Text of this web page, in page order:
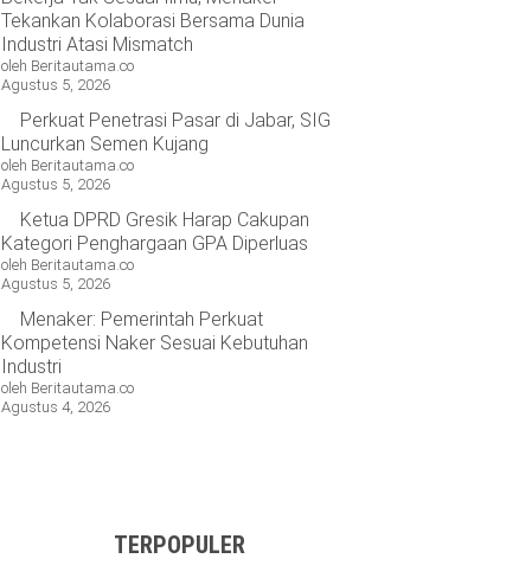
Tekankan Kolaborasi Bersama Dunia
Industri Atasi Mismatch
oleh Beritautama.co
Agustus 5, 2026
Perkuat Penetrasi Pasar di Jabar, SIG
Luncurkan Semen Kujang
oleh Beritautama.co
Agustus 5, 2026
Ketua DPRD Gresik Harap Cakupan
Kategori Penghargaan GPA Diperluas
oleh Beritautama.co
Agustus 5, 2026
Menaker: Pemerintah Perkuat
Kompetensi Naker Sesuai Kebutuhan
Industri
oleh Beritautama.co
Agustus 4, 2026
TERPOPULER